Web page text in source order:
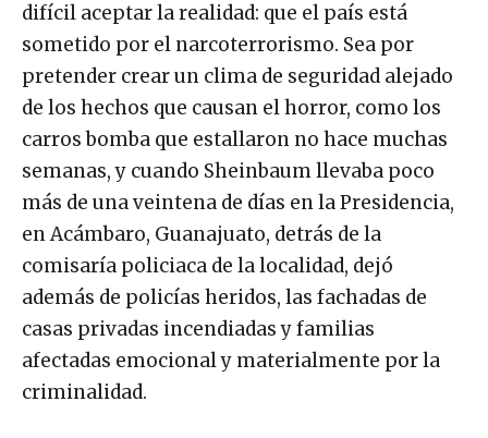
difícil aceptar la realidad: que el país está
sometido por el narcoterrorismo. Sea por
pretender crear un clima de seguridad alejado
de los hechos que causan el horror, como los
carros bomba que estallaron no hace muchas
semanas, y cuando Sheinbaum llevaba poco
más de una veintena de días en la Presidencia,
en Acámbaro, Guanajuato, detrás de la
comisaría policiaca de la localidad, dejó
además de policías heridos, las fachadas de
casas privadas incendiadas y familias
afectadas emocional y materialmente por la
criminalidad.